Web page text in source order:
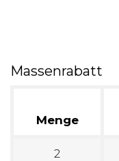
Massenrabatt
Menge
2